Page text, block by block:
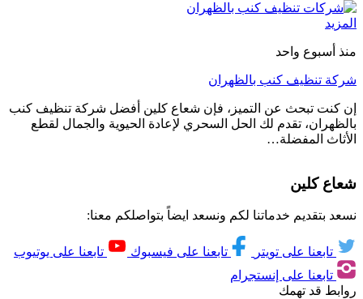
المزيد
منذ أسبوع واحد
شركة تنظيف كنب بالظهران
إن كنت تبحث عن التميز، فإن شعاع كلين أفضل شركة تنظيف كنب
بالظهران، تقدم لك الحل السحري لإعادة الحيوية والجمال لقطع
الأثاث المفضلة…
شعاع كلين
نسعد بتقديم خدماتنا لكم ونسعد ايضاً بتواصلكم معنا:
تابعنا على تويتر تابعنا على فيسبوك
تابعنا على يوتيوب
تابعنا على إنستجرام
روابط قد تهمك